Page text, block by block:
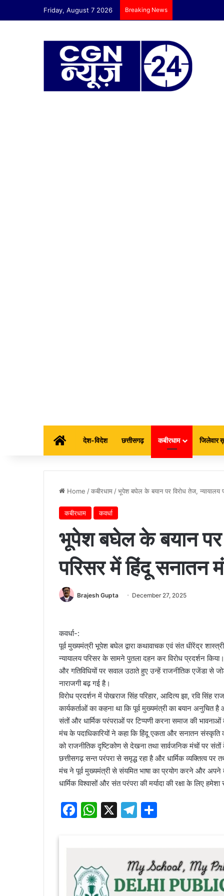
Friday, August 7 2026 Breaking News
होम देश-विदेश छत्तीसगढ़ कबीरधाम जिलेवार
Home /कबीरधाम /भूपेश बघेल के बयान पर विरोध तेज, न्यायालय
कबीरधाम कवर्धा
भूपेश बघेल के बयान पर
परिसर में हिंदू सनातन
Brajesh Gupta December 27, 2025
कवर्धा-:
पूर्व मुख्यमंत्री भूपेश बघेल द्वारा कथावाचक एवं संत धीरेंद्र
न्यायालय परिसर के सामने पुतला दहन कर विरोध प्रदर्शन
और गतिविधियों पर सवाल उठाते हुए उन्हें राजनीतिक एजेंडा से
नाराजगी बढ़ गई है।
विरोध प्रदर्शन में पोखराज सिंह परिहार, आदित्य झा, रवि सिंह
कार्यकर्ताओं का कहना था कि पूर्व मुख्यमंत्री का बयान
संतों और धार्मिक परंपराओं पर टिप्पणी करना समाज की
मंच के पदाधिकारियों ने कहा कि हिंदू एकता और सनातन संस्कृति
को राजनीतिक दृष्टिकोण से देखना तथा सार्वजनिक मंचों पर संतों के
छत्तीसगढ़ सन्त परंपरा से समृद्ध रहा है और धार्मिक व्यक्तित्व पर
मंच ने पूर्व मुख्यमंत्री से संयमित भाषा का प्रयोग करने और अपने
धार्मिक विश्वासों और संत परंपरा की मर्यादा की रक्षा के लिए
F
b
o
W
A
p
X
T
gr
a
m
e